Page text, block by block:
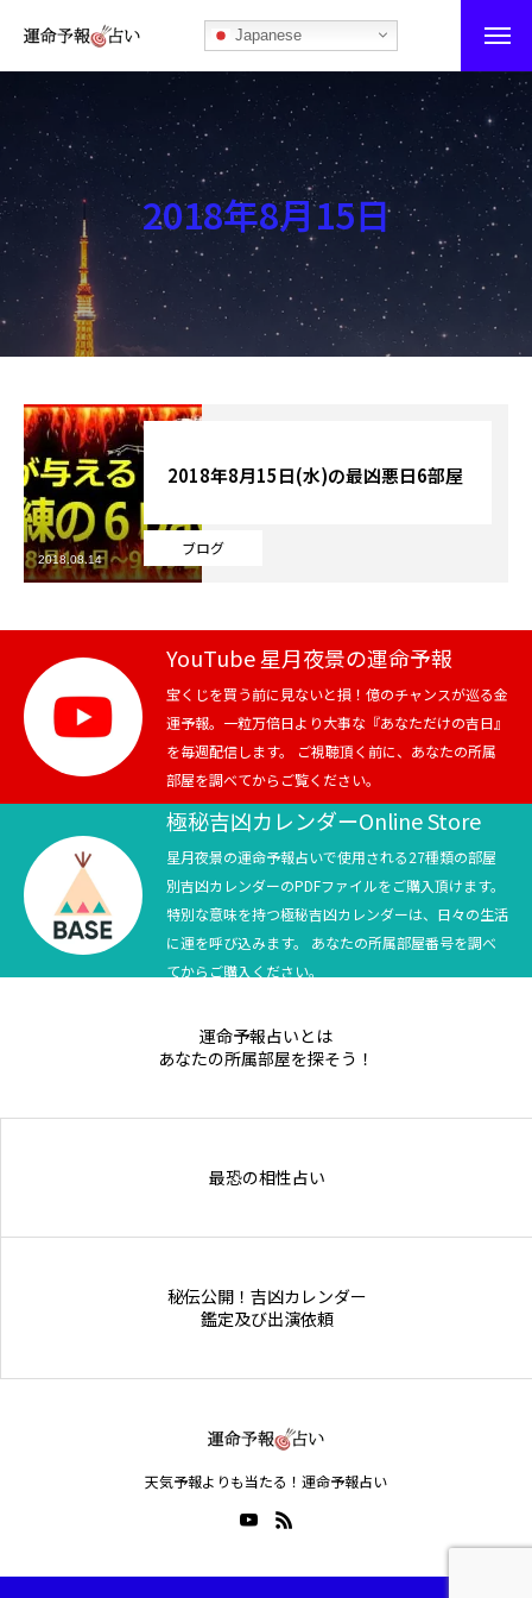
Japanese
運命予報占い
運命予報占いとは
あなたの所属部屋を探そう！
最恐の相性占い
秘伝公開！吉凶カレンダー
記事カテゴリー
ブログ
お知らせ
芸能界
テニス
スポーツ
競馬
テニス四大大会・五輪
テニス四大大会・五輪
2018年8月15日
ブログ
2018年8月15日(水)の最凶悪日6部屋
2018.08.14
YouTube 星月夜景の運命予報
宝くじを買う前に見ないと損！億のチャンスが巡る金
運予報。一粒万倍日より大事な『あなただけの吉日』
を毎週配信します。 ご視聴頂く前に、あなたの所属
部屋を調べてからご覧ください。
極秘吉凶カレンダーOnline Store
星月夜景の運命予報占いで使用される27種類の部屋
別吉凶カレンダーのPDFファイルをご購入頂けます。
特別な意味を持つ極秘吉凶カレンダーは、日々の生活
に運を呼び込みます。 あなたの所属部屋番号を調べ
てからご購入ください。
運命予報占いとは
あなたの所属部屋を探そう！
最恐の相性占い
秘伝公開！吉凶カレンダー
鑑定及び出演依頼
天気予報よりも当たる！運命予報占い